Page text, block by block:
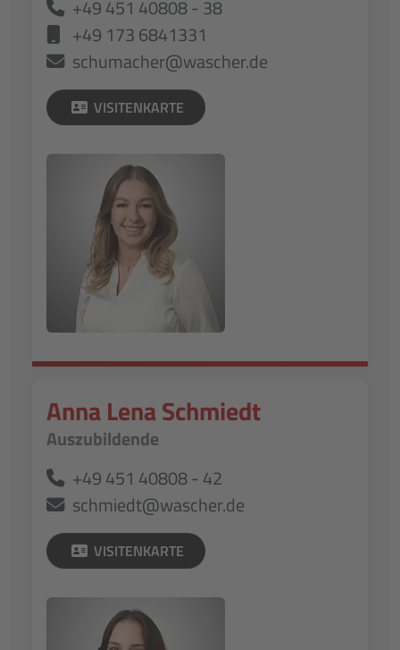
+49 451 40808 - 38
+49 173 6841331
schumacher@wascher.de
VISITENKARTE
Anna Lena Schmiedt
Auszubildende
+49 451 40808 - 42
schmiedt@wascher.de
VISITENKARTE